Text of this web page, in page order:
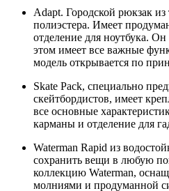
Adapt. Городской рюкзак
полиэстера. Имеет
отделение для ноутбука.
этом имеет все важные
модель открывается по
Skate Pack, специально
скейтбордистов, имеет
все основные
карманы и отделение для
Waterman Rapid из
сохранить вещи в любую
коллекцию Waterman,
молниями и продуманной